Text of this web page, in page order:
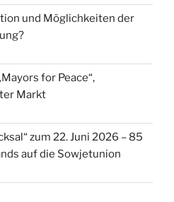
und Möglichkeiten der
for Peace“,
Markt
zum 22. Juni 2026 – 85
auf die Sowjetunion